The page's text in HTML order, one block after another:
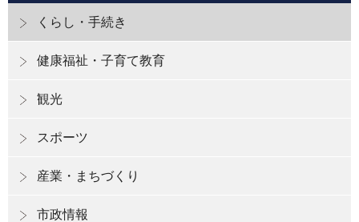
くらし・手続き
健康福祉・子育て教育
観光
スポーツ
産業・まちづくり
市政情報